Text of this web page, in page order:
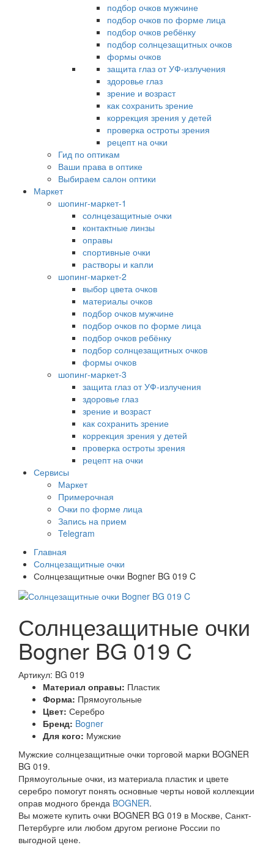
подбор очков мужчине
подбор очков по форме лица
подбор очков ребёнку
подбор солнцезащитных очков
формы очков
защита глаз от УФ-излучения
здоровье глаз
зрение и возраст
как сохранить зрение
коррекция зрения у детей
проверка остроты зрения
рецепт на очки
Гид по оптикам
Ваши права в оптике
Выбираем салон оптики
Маркет
шопинг-маркет-1
солнцезащитные очки
контактные линзы
оправы
спортивные очки
растворы и капли
шопинг-маркет-2
выбор цвета очков
материалы очков
подбор очков мужчине
подбор очков по форме лица
подбор очков ребёнку
подбор солнцезащитных очков
формы очков
шопинг-маркет-3
защита глаз от УФ-излучения
здоровье глаз
зрение и возраст
как сохранить зрение
коррекция зрения у детей
проверка остроты зрения
рецепт на очки
Сервисы
Маркет
Примерочная
Очки по форме лица
Запись на прием
Telegram
Главная
Солнцезащитные очки
Солнцезащитные очки Bogner BG 019 C
Солнцезащитные очки
Bogner BG 019 C
Артикул: BG 019
Материал оправы: Пластик
Форма: Прямоугольные
Цвет: Серебро
Бренд: Bogner
Для кого: Мужские
Мужские солнцезащитные очки торговой марки BOGNER
BG 019.
Прямоугольные очки, из материала пластик и цвете
серебро помогут понять основные черты новой коллекции
оправ модного бренда BOGNER.
Вы можете купить очки BOGNER BG 019 в Москве, Санкт-
Петербурге или любом другом регионе России по
выгодной цене.